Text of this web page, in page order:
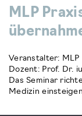
MLP
Veranstalter: MLP
Dozent: Prof. Dr.
Das Seminar
Medizin